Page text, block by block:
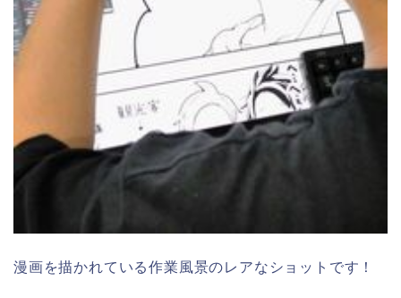
漫画を描かれている作業風景のレアなショットです！